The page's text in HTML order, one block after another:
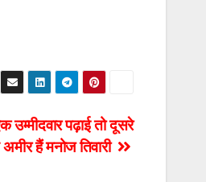
पढ़ाई तो दूसरे
हैं मनोज तिवारी